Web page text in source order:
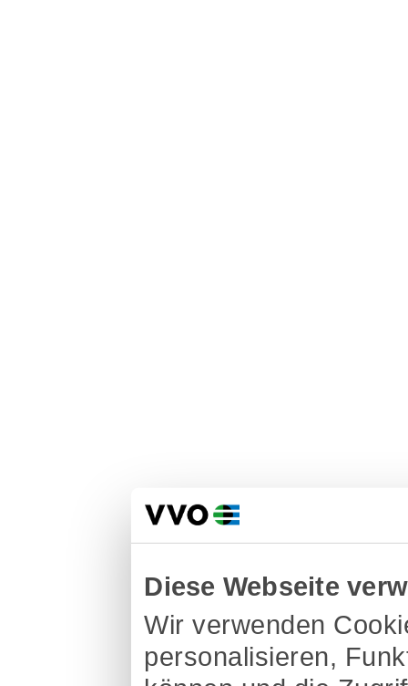
Diese Webseite
Wir verwenden
personalisieren,